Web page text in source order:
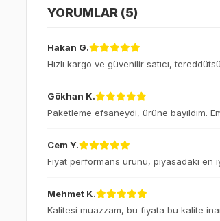
YORUMLAR (5)
Hakan G.
Hızlı kargo ve güvenilir satıcı,
Gökhan K.
Paketleme efsaneydi, ürüne bayıldım.
Cem Y.
Fiyat performans ürünü, piyasadaki en
Mehmet K.
Kalitesi muazzam, bu fiyata bu kalite